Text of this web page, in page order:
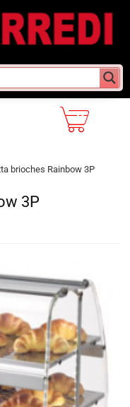
brioches Rainbow 3P
3P